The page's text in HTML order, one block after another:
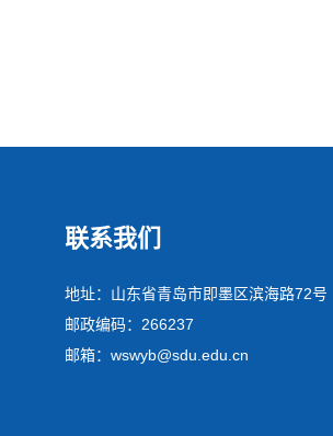
联系我们
地址：山东省青岛市即墨区滨海路72号
邮政编码：266237
邮箱：wswyb@sdu.edu.cn